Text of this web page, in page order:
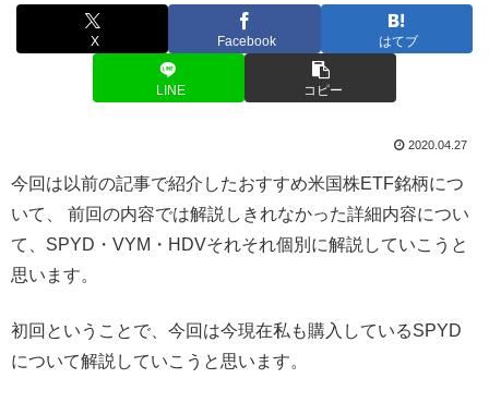
X Facebook はてブ
LINE コピー
2020.04.27
今回は以前の記事で紹介したおすすめ米国株ETF銘柄につ
いて、 前回の内容では解説しきれなかった詳細内容につい
て、SPYD・VYM・HDVそれそれ個別に解説していこうと
思います。
初回ということで、今回は今現在私も購入しているSPYD
について解説していこうと思います。